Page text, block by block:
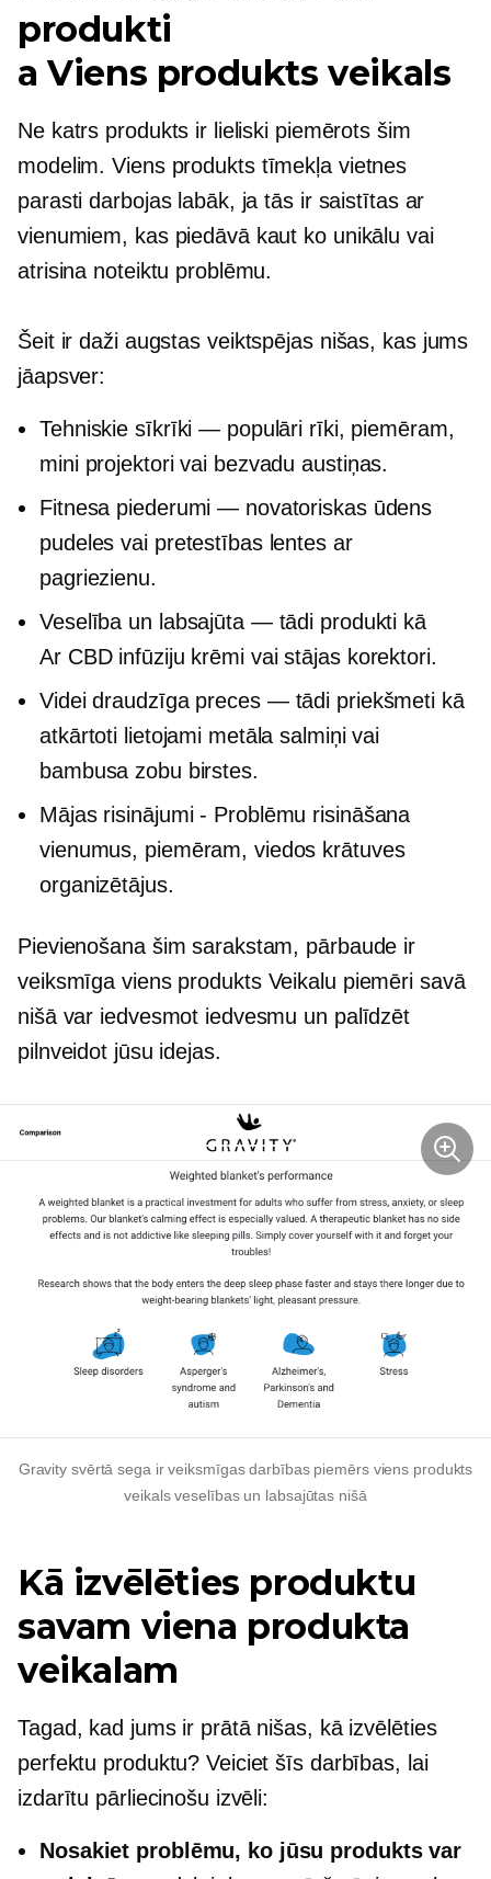
produkti
aViens produkts veikals
Ne katrs produkts ir lieliski piemērots šim
modelim.Viens produktstīmekļa vietnes
parasti darbojas labāk, ja tās ir saistītas ar
vienumiem, kas piedāvā kaut ko unikālu vai
atrisina noteiktu problēmu.
Šeit ir daži augstas veiktspējasnišas, kas jums
jāapsver:
Tehniskie sīkrīki — populāri rīki, piemēram,
mini projektori vai bezvadu austiņas.
Fitnesa piederumi — novatoriskas ūdens
pudeles vai pretestības lentes ar
pagriezienu.
Veselība un labsajūta — tādi produkti kā
Ar CBD infūziju krēmi vai stājas korektori.
Videi draudzīgapreces — tādi priekšmeti kā
atkārtoti lietojami metāla salmiņi vai
bambusa zobu birstes.
Mājas risinājumi - Problēmu risināšana
vienumus, piemēram, viedos krātuves
organizētājus.
Pievienošana šim sarakstam, pārbaude ir
veiksmīgaviens produktsVeikalu piemēri savā
nišā var iedvesmot iedvesmu un palīdzēt
pilnveidot jūsu idejas.
Gravity svērtā sega ir veiksmīgas darbības piemērs viens produkts
veikals veselības un labsajūtas nišā
Kā izvēlēties produktu
savam viena produkta
veikalam
Tagad, kad jums ir prātā nišas, kā izvēlēties
perfektu produktu? Veiciet šīs darbības, lai
izdarītu pārliecinošu izvēli:
Nosakiet problēmu, ko jūsu produkts var